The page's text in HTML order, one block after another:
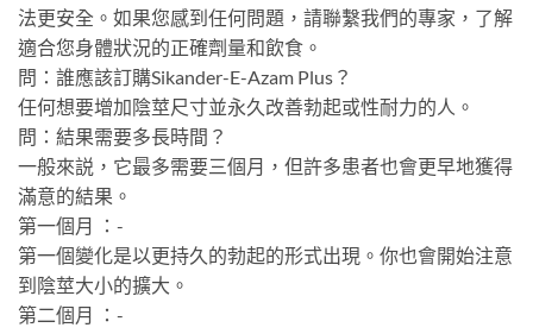
法更安全。如果您感到任何問題，請聯繫我們的專家，了解
適合您身體狀況的正確劑量和飲食。
問：誰應該訂購Sikander-E-Azam Plus？
任何想要增加陰莖尺寸並永久改善勃起或性耐力的人。
問：結果需要多長時間？
一般來説，它最多需要三個月，但許多患者也會更早地獲得
滿意的結果。
第一個月 ：-
第一個變化是以更持久的勃起的形式出現。你也會開始注意
到陰莖大小的擴大。
第二個月 ：-